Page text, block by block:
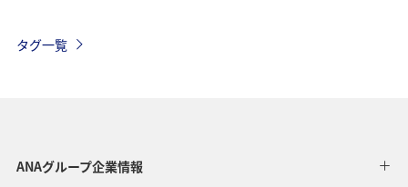
タグ一覧
ANAグループ企業情報